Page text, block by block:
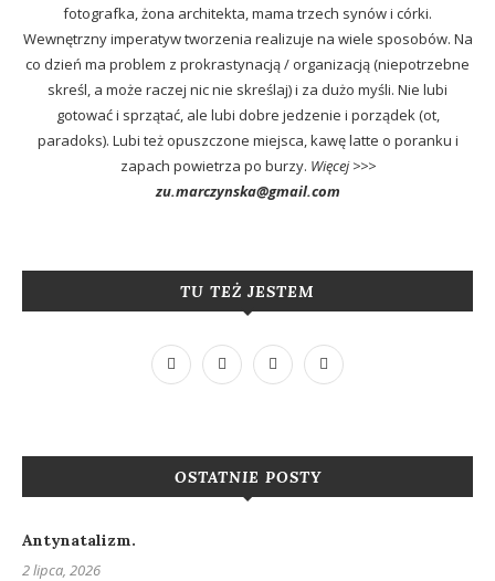
fotografka, żona architekta, mama trzech synów i córki.
Wewnętrzny imperatyw tworzenia realizuje na wiele sposobów. Na
co dzień ma problem z prokrastynacją / organizacją (niepotrzebne
skreśl, a może raczej nic nie skreślaj) i za dużo myśli. Nie lubi
gotować i sprzątać, ale lubi dobre jedzenie i porządek (ot,
paradoks). Lubi też opuszczone miejsca, kawę latte o poranku i
zapach powietrza po burzy. Więcej >>>
zu.marczynska@gmail.com
TU TEŻ JESTEM
OSTATNIE POSTY
Antynatalizm.
2 lipca, 2026